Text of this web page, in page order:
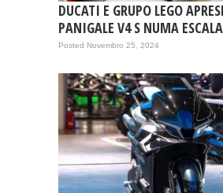
DUCATI E GRUPO LEGO
PANIGALE V4 S NUMA
Posted Novembro 25, 2024